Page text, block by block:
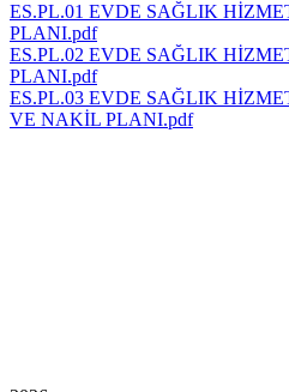
ES.PL.01 EVDE SAĞLIK
PLANI.pdf
ES.PL.02 EVDE SAĞLIK
PLANI.pdf
ES.PL.03 EVDE SAĞLIK
VE NAKİL PLANI.pdf